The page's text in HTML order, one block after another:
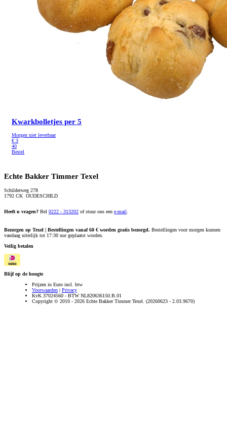
Kwarkbolletjes per 5
Morgen niet leverbaar
€ 3
40
Bestel
Echte Bakker Timmer Texel
Schilderweg 278
1792 CK OUDESCHILD
Heeft u vragen? Bel 0222 - 313202 of stuur ons een e-mail
Bezorgen op Texel | Bestellingen vanaf 60 € worden gratis bezorgd. Bestellingen voor morgen kunnen
vandaag uiterlijk tot 17:30 uur geplaatst worden.
Veilig betalen
Blijf op de hoogte
Prijzen in Euro incl. btw
Voorwaarden | Privacy
KvK 37024560 - BTW NL820636150.B.01
Copyright © 2010 - 2026 Echte Bakker Timmer Texel. (20260623 - 2.03.9670)